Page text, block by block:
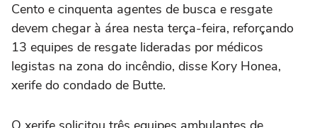
Cento e cinquenta agentes de busca e resgate
devem chegar à área nesta terça-feira, reforçando
13 equipes de resgate lideradas por médicos
legistas na zona do incêndio, disse Kory Honea,
xerife do condado de Butte.